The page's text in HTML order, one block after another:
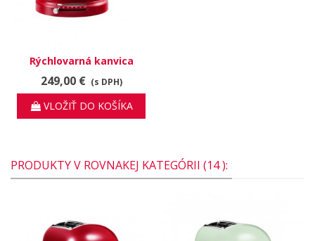
Rýchlovarná kanvica
Kitchen Aid, kráľovská
červená
249,00 € (s DPH)
VLOŽIŤ DO KOŠÍKA
PRODUKTY V ROVNAKEJ KATEGÓRII (14 ):